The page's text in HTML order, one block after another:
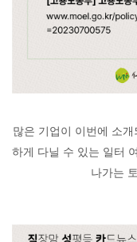
많은 기업이 이번에 소
하게 다닐 수 있는 일터
나가는